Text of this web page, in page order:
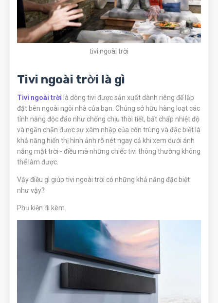
tivi ngoài trời
Tivi ngoài trời là gì
Tivi ngoài trời là dòng tivi được sản xuất dành riêng để lắp
đặt bên ngoài ngôi nhà của bạn. Chúng sở hữu hàng loạt các
tính năng độc đáo như chống chịu thời tiết, bất chấp nhiệt độ
và ngăn chặn được sự xâm nhập của côn trùng và đặc biệt là
khả năng hiển thị hình ảnh rõ nét ngay cả khi xem dưới ánh
nắng mặt trời - điều mà những chiếc tivi thông thường không
thể làm được.
Vậy điều gì giúp tivi ngoài trời có những khả năng đặc biệt
như vậy?
Phụ kiện đi kèm.